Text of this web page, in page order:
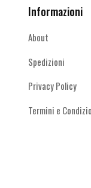
Informazioni
About
Spedizioni
Privacy Policy
Termini e